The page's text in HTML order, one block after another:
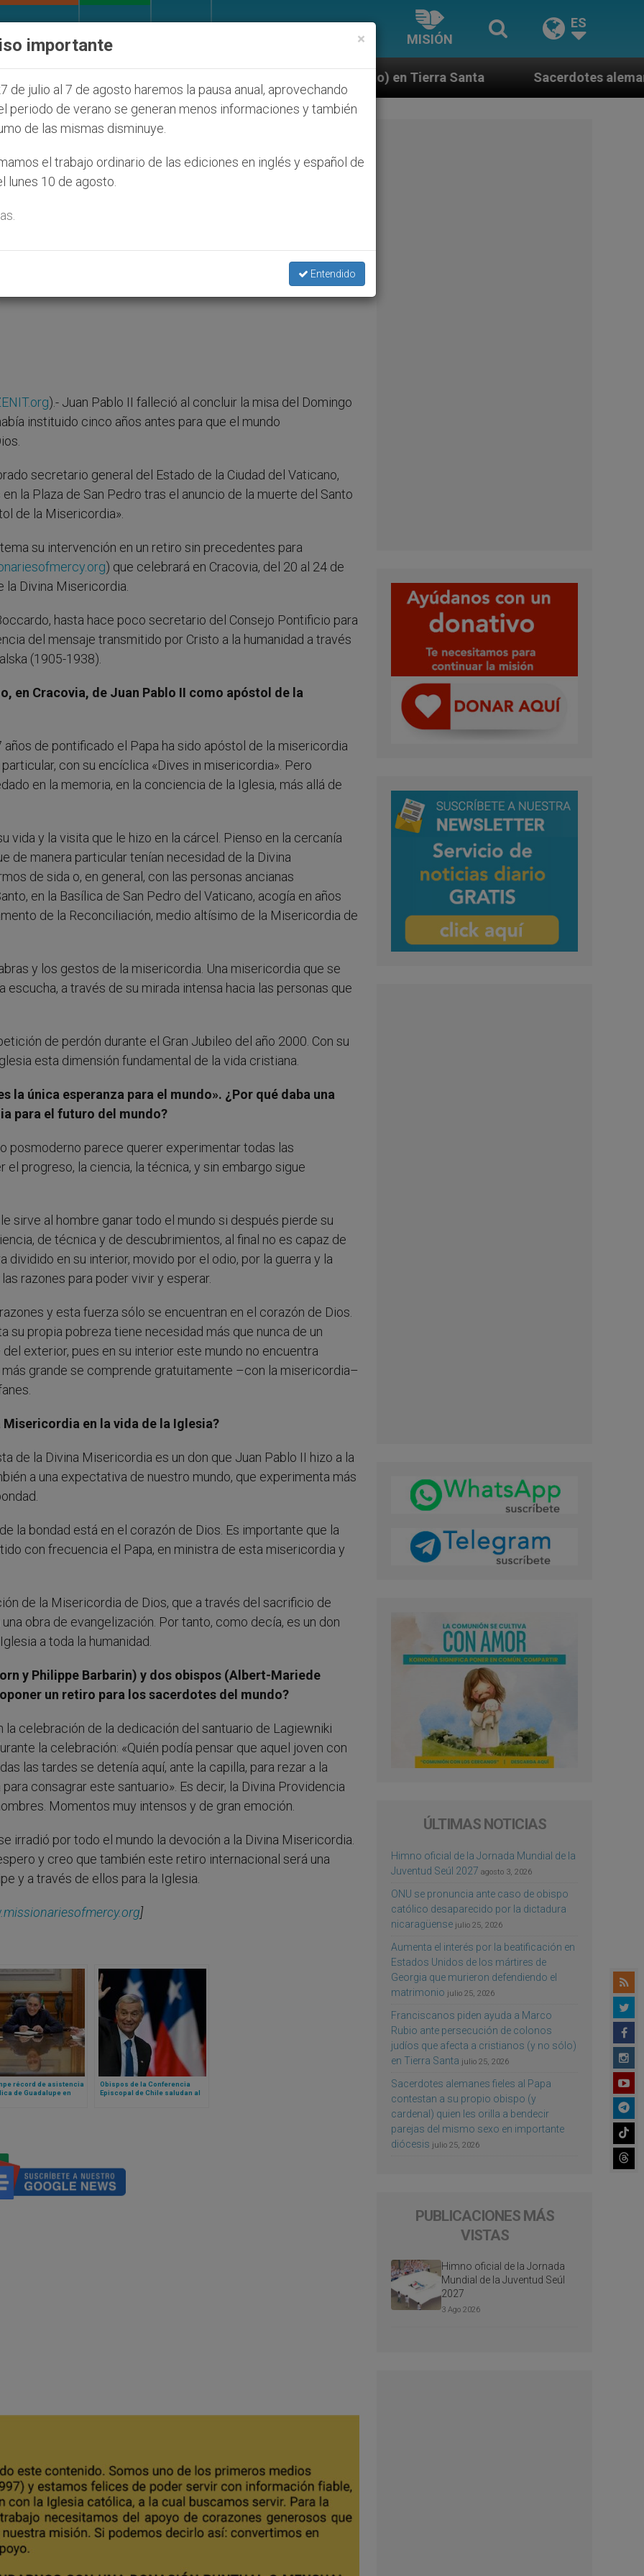
MISIÓN
ES
que afecta a cristianos (y no sólo) en Tierra Santa Sacerdotes alemanes fieles al Papa
de la Divina Misericordia
secretario general del Estado de la
).- Juan Pablo II falleció al concluir la misa del Domingo
instituido cinco años antes para que el mundo
secretario general del Estado de la Ciudad del Vaticano,
la Plaza de San Pedro tras el anuncio de la muerte del Santo
de la Misericordia».
su intervención en un retiro sin precedentes para
) que celebrará en Cracovia, del 20 al 24 de
la Divina Misericordia.
hasta hace poco secretario del Consejo Pontificio para
del mensaje transmitido por Cristo a la humanidad a través
(1905-1938).
en Cracovia, de Juan Pablo II como apóstol de la
de pontificado el Papa ha sido apóstol de la misericordia
con su encíclica «Dives in misericordia». Pero
en la memoria, en la conciencia de la Iglesia, más allá de
vida y la visita que le hizo en la cárcel. Pienso en la cercanía
de manera particular tenían necesidad de la Divina
de sida o, en general, con las personas ancianas
en la Basílica de San Pedro del Vaticano, acogía en años
de la Reconciliación, medio altísimo de la Misericordia de
y los gestos de la misericordia. Una misericordia que se
a través de su mirada intensa hacia las personas que
de perdón durante el Gran Jubileo del año 2000. Con su
esta dimensión fundamental de la vida cristiana.
la única esperanza para el mundo». ¿Por qué daba una
para el futuro del mundo?
posmoderno parece querer experimentar todas las
progreso, la ciencia, la técnica, y sin embargo sigue
sirve al hombre ganar todo el mundo si después pierde su
de técnica y de descubrimientos, al final no es capaz de
dividido en su interior, movido por el odio, por la guerra y la
razones para poder vivir y esperar.
y esta fuerza sólo se encuentran en el corazón de Dios.
su propia pobreza tiene necesidad más que nunca de un
exterior, pues en su interior este mundo no encuentra
grande se comprende gratuitamente –con la misericordia–
en la vida de la Iglesia?
de la Divina Misericordia es un don que Juan Pablo II hizo a la
a una expectativa de nuestro mundo, que experimenta más
la bondad está en el corazón de Dios. Es importante que la
con frecuencia el Papa, en ministra de esta misericordia y
de la Misericordia de Dios, que a través del sacrificio de
obra de evangelización. Por tanto, como decía, es un don
a toda la humanidad.
y Philippe Barbarin) y dos obispos (Albert-Mariede
un retiro para los sacerdotes del mundo?
celebración de la dedicación del santuario de Lagiewniki
la celebración: «Quién podía pensar que aquel joven con
las tardes se detenía aquí, ante la capilla, para rezar a la
consagrar este santuario». Es decir, la Divina Providencia
Momentos muy intensos y de gran emoción.
irradió por todo el mundo la devoción a la Divina Misericordia.
y creo que también este retiro internacional será una
y a través de ellos para la Iglesia.
]
récord de asistencia
de Guadalupe en
Obispos de la Conferencia
Episcopal de Chile saludan al
ÚLTIMAS NOTICIAS
Himno oficial de la Jornada Mundial de la
Juventud Seúl 2027 agosto 3, 2026
ONU se pronuncia ante caso de obispo
católico desaparecido por la dictadura
nicaragüense julio 25, 2026
Aumenta el interés por la beatificación en
Estados Unidos de los mártires de
Georgia que murieron defendiendo el
matrimonio julio 25, 2026
Franciscanos piden ayuda a Marco
Rubio ante persecución de colonos
judíos que afecta a cristianos (y no sólo)
en Tierra Santa julio 25, 2026
Sacerdotes alemanes fieles al Papa
contestan a su propio obispo (y
cardenal) quien les orilla a bendecir
parejas del mismo sexo en importante
diócesis julio 25, 2026
PUBLICACIONES MÁS
VISTAS
Himno oficial de la Jornada
Mundial de la Juventud Seúl
2027
3 Ago 2026
×
importante
de julio al 7 de agosto haremos la pausa anual, aprovechando
periodo de verano se generan menos informaciones y también
de las mismas disminuye.
el trabajo ordinario de las ediciones en inglés y español de
lunes 10 de agosto.
Entendido